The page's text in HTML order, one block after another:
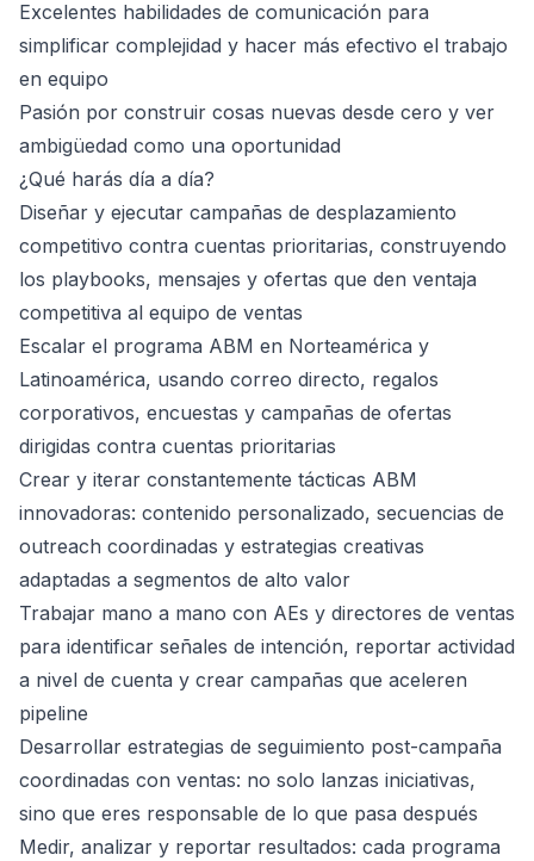
Excelentes habilidades de comunicación para
simplificar complejidad y hacer más efectivo el trabajo
en equipo
Pasión por construir cosas nuevas desde cero y ver
ambigüedad como una oportunidad
¿Qué harás día a día?
Diseñar y ejecutar campañas de desplazamiento
competitivo contra cuentas prioritarias, construyendo
los playbooks, mensajes y ofertas que den ventaja
competitiva al equipo de ventas
Escalar el programa ABM en Norteamérica y
Latinoamérica, usando correo directo, regalos
corporativos, encuestas y campañas de ofertas
dirigidas contra cuentas prioritarias
Crear y iterar constantemente tácticas ABM
innovadoras: contenido personalizado, secuencias de
outreach coordinadas y estrategias creativas
adaptadas a segmentos de alto valor
Trabajar mano a mano con AEs y directores de ventas
para identificar señales de intención, reportar actividad
a nivel de cuenta y crear campañas que aceleren
pipeline
Desarrollar estrategias de seguimiento post-campaña
coordinadas con ventas: no solo lanzas iniciativas,
sino que eres responsable de lo que pasa después
Medir, analizar y reportar resultados: cada programa